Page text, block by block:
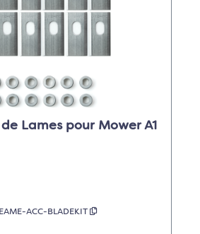
Lames pour Mower A1
ACC-BLADEKIT